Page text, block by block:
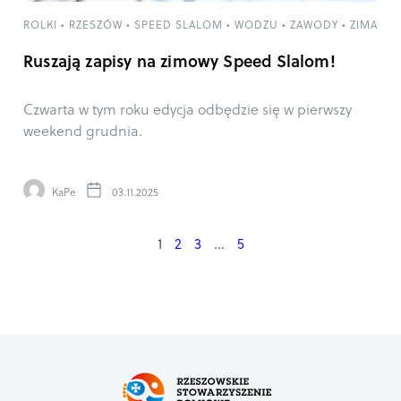
ROLKI • RZESZÓW • SPEED SLALOM • WODZU • ZAWODY • ZIMA
Ruszają zapisy na zimowy Speed Slalom!
Czwarta w tym roku edycja odbędzie się w pierwszy
weekend grudnia.
KaPe 03.11.2025
1 2 3 … 5